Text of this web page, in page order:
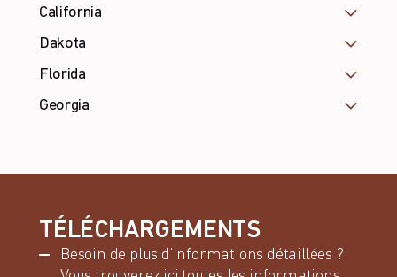
California
Dakota
Florida
Georgia
TÉLÉCHARGEMENTS
Besoin de plus d’informations détaillées ?